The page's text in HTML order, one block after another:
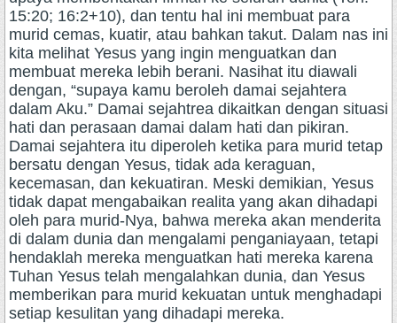
15:20; 16:2+10), dan tentu hal ini membuat para
murid cemas, kuatir, atau bahkan takut. Dalam nas ini
kita melihat Yesus yang ingin menguatkan dan
membuat mereka lebih berani. Nasihat itu diawali
dengan, “supaya kamu beroleh damai sejahtera
dalam Aku.” Damai sejahtrea dikaitkan dengan situasi
hati dan perasaan damai dalam hati dan pikiran.
Damai sejahtera itu diperoleh ketika para murid tetap
bersatu dengan Yesus, tidak ada keraguan,
kecemasan, dan kekuatiran. Meski demikian, Yesus
tidak dapat mengabaikan realita yang akan dihadapi
oleh para murid-Nya, bahwa mereka akan menderita
di dalam dunia dan mengalami penganiayaan, tetapi
hendaklah mereka menguatkan hati mereka karena
Tuhan Yesus telah mengalahkan dunia, dan Yesus
memberikan para murid kekuatan untuk menghadapi
setiap kesulitan yang dihadapi mereka.